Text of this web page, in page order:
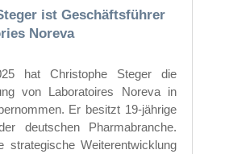
ist Geschäftsführer
Noreva
hat Christophe Steger die
von Laboratoires Noreva in
Er besitzt 19-jährige
deutschen Pharmabranche.
strategische Weiterentwicklung